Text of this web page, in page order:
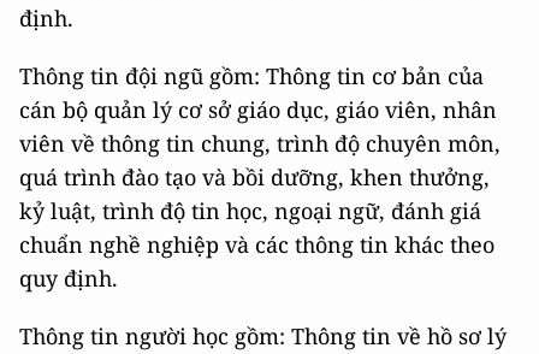
định.
Thông tin đội ngũ gồm: Thông tin cơ bản của
cán bộ quản lý cơ sở giáo dục, giáo viên, nhân
viên về thông tin chung, trình độ chuyên môn,
quá trình đào tạo và bồi dưỡng, khen thưởng,
kỷ luật, trình độ tin học, ngoại ngữ, đánh giá
chuẩn nghề nghiệp và các thông tin khác theo
quy định.
Thông tin người học gồm: Thông tin về hồ sơ lý